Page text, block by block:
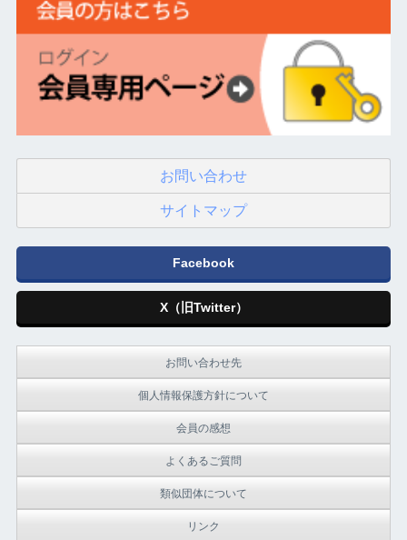
お問い合わせ
サイトマップ
Facebook
X（旧Twitter）
お問い合わせ先
個人情報保護方針について
会員の感想
よくあるご質問
類似団体について
リンク